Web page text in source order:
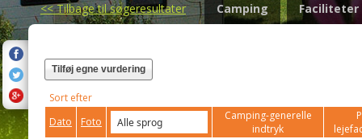
<<Tilbage til søgeresultater Camping Faciliteter
Tilføj egne vurdering
Sort efter
Dato
Foto
Camping-generelle
indtryk